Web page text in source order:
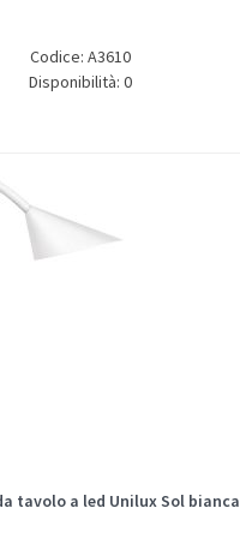
Codice: A3610
Disponibilità: 0
tavolo a led Unilux Sol bianca